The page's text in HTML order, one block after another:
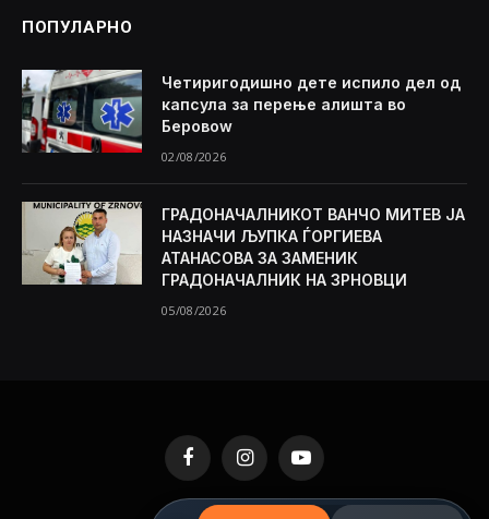
ПОПУЛАРНО
Четиригодишно дете испило дел од
капсула за перење алишта во
Беровоw
02/08/2026
ГРАДОНАЧАЛНИКОТ ВАНЧО МИТЕВ ЈА
НАЗНАЧИ ЉУПКА ЃОРГИЕВА
АТАНАСОВА ЗА ЗАМЕНИК
ГРАДОНАЧАЛНИК НА ЗРНОВЦИ
05/08/2026
FacebookInstagramYouTube